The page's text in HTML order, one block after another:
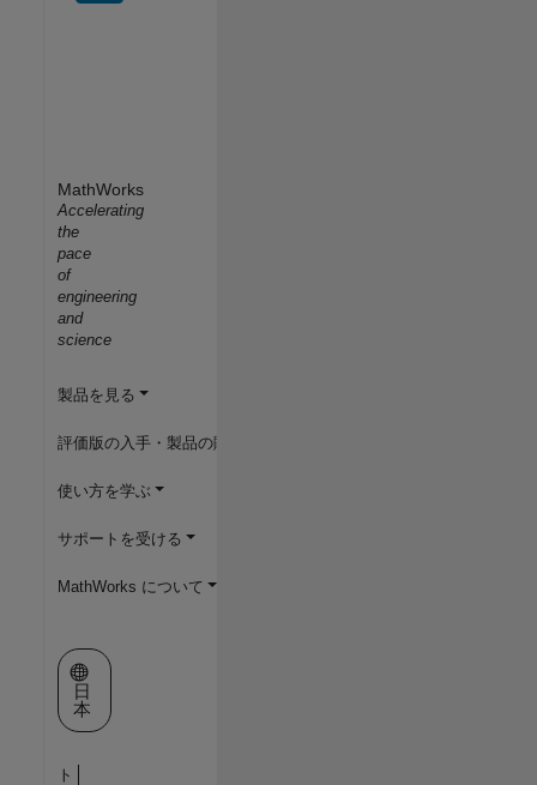
MathWorks
Accelerating
the
pace
of
engineering
and
science
製品を見る
評価版の入手・製品の購入
使い方を学ぶ
サポートを受ける
MathWorks について
Web サイトの選択
日
本
ト